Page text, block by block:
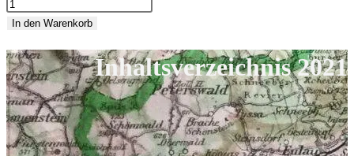
Inhaltsverzeichnis
2021
In den Warenkorb
Inhaltsverzeichnis 2021